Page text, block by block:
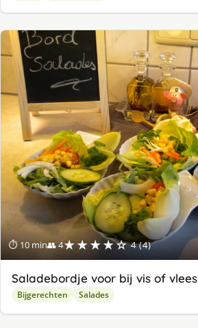
⏱ 10 min👥 4★★★★☆ 4 (4)
Saladebordje voor bij vis of vlees
Bijgerechten Salades